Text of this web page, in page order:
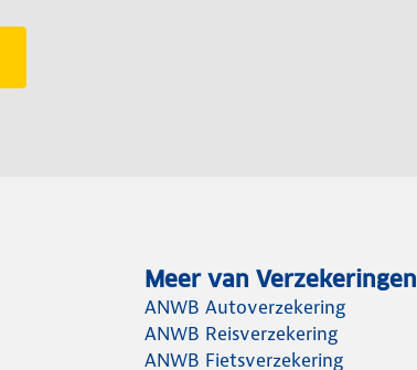
Meer van Verzekeringen
ANWB Autoverzekering
ANWB Reisverzekering
ANWB Fietsverzekering